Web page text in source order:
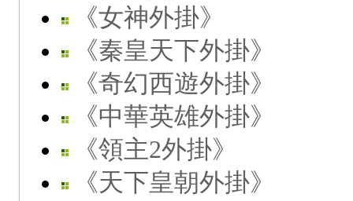
《女神外掛》
《秦皇天下外掛》
《奇幻西遊外掛》
《中華英雄外掛》
《領主2外掛》
《天下皇朝外掛》